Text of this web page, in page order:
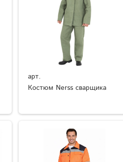
арт.
Костюм Nerss сварщика